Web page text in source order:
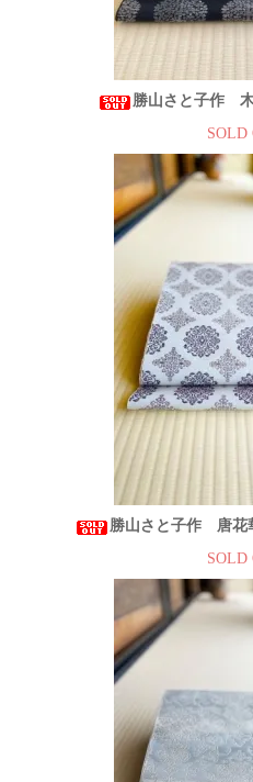
勝山さと子作
SOLD
勝山さと子作 唐
SOLD